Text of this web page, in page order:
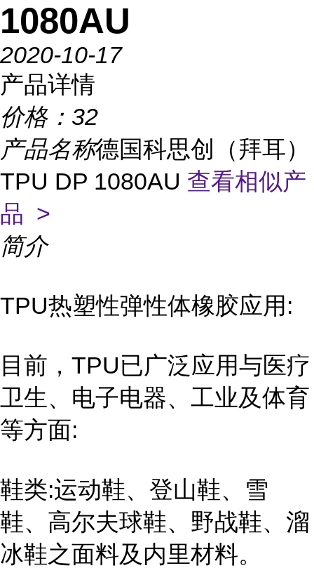
1080AU
2020-10-17
产品详情
价格： 32
产品名称德国科思创（拜耳）
TPU DP 1080AU 查看相似产
品 >
简介
TPU热塑性弹性体橡胶应用:
目前，TPU已广泛应用与医疗
卫生、电子电器、工业及体育
等方面:
鞋类:运动鞋、登山鞋、雪
鞋、高尔夫球鞋、野战鞋、溜
冰鞋之面料及内里材料。